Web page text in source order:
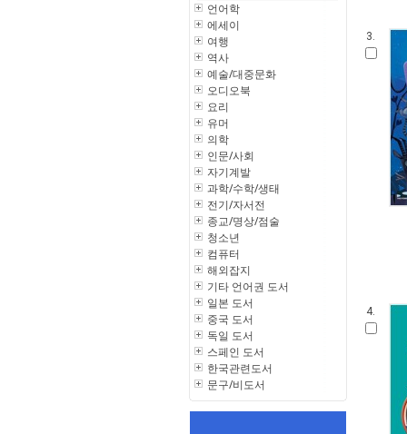
언어학
에세이
여행
역사
예술/대중문화
오디오북
요리
유머
의학
인문/사회
자기계발
과학/수학/생태
전기/자서전
종교/명상/점술
청소년
컴퓨터
해외잡지
기타 언어권 도서
일본 도서
중국 도서
독일 도서
스페인 도서
한국관련도서
문구/비도서
3.
4.